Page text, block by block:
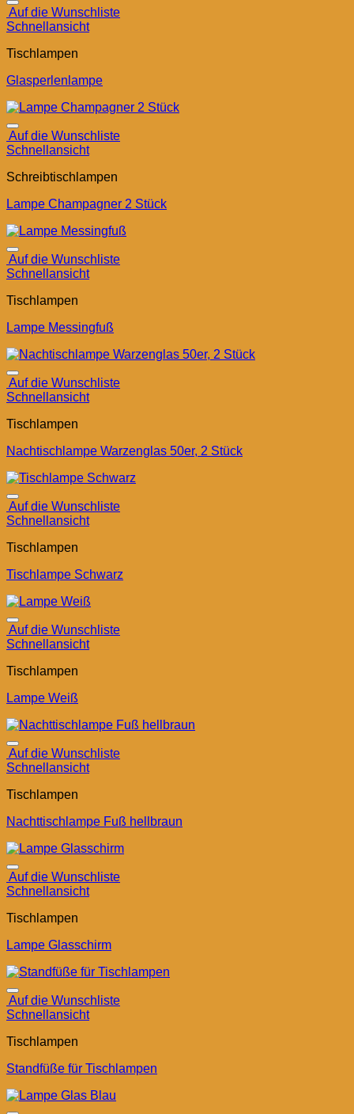
Auf die Wunschliste
Schnellansicht
Tischlampen
Glasperlenlampe
Auf die Wunschliste
Schnellansicht
Schreibtischlampen
Lampe Champagner 2 Stück
Auf die Wunschliste
Schnellansicht
Tischlampen
Lampe Messingfuß
Auf die Wunschliste
Schnellansicht
Tischlampen
Nachtischlampe Warzenglas 50er, 2 Stück
Auf die Wunschliste
Schnellansicht
Tischlampen
Tischlampe Schwarz
Auf die Wunschliste
Schnellansicht
Tischlampen
Lampe Weiß
Auf die Wunschliste
Schnellansicht
Tischlampen
Nachttischlampe Fuß hellbraun
Auf die Wunschliste
Schnellansicht
Tischlampen
Lampe Glasschirm
Auf die Wunschliste
Schnellansicht
Tischlampen
Standfüße für Tischlampen